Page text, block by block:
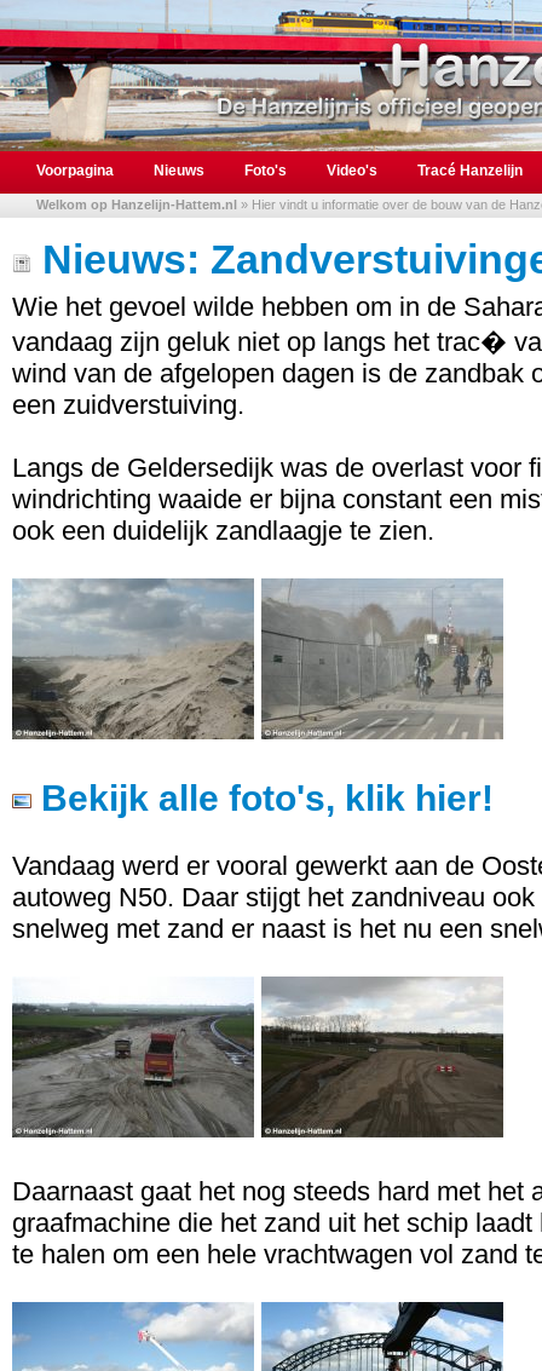
Voorpagina Nieuws Foto's Video's Tracé Hanzelijn
Welkom op Hanzelijn-Hattem.nl » Hier vindt u informatie over de bouw van de
Nieuws:
Wie het gevoel wilde hebben om in de
vandaag zijn geluk niet op langs het trac�
wind van de afgelopen dagen is de zandbak
een zuidverstuiving.
Langs de Geldersedijk was de overlast voor
windrichting waaide er bijna constant een
ook een duidelijk zandlaagje te zien.
Bekijk alle foto's, klik hier!
Vandaag werd er vooral gewerkt aan de
autoweg N50. Daar stijgt het zandniveau
snelweg met zand er naast is het nu een
Daarnaast gaat het nog steeds hard met het
graafmachine die het zand uit het schip
te halen om een hele vrachtwagen vol zand